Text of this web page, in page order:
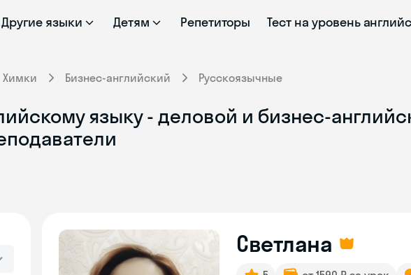
Другие языки Детям Репетиторы Тест на уровень
Химки Бизнес-английский Русскоязычные
языку - деловой и бизнес-
Светлана